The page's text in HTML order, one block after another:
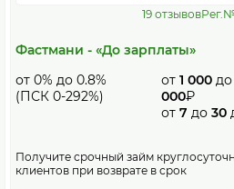
19 отзывов
Фастмани - «До зарплаты»
от 0% до 0.8%
(ПСК 0-292%)
от 1 000 до
000₽
от 7 до 30
Получите срочный займ
клиентов при возврате в срок